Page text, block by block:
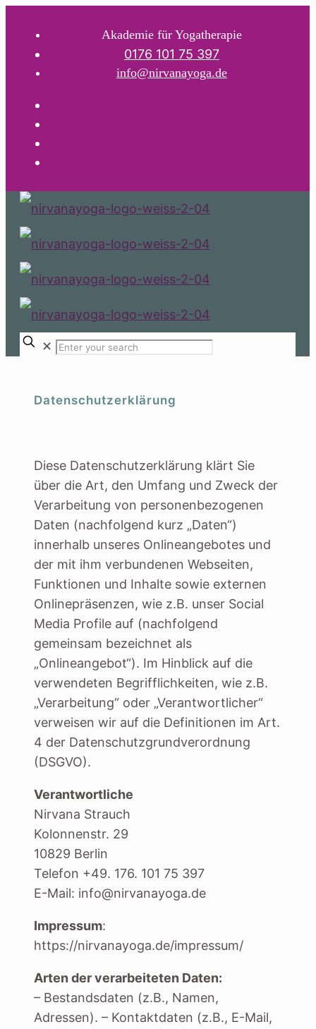
Akademie für Yogatherapie
0176 101 75 397
info@nirvanayoga.de
✕
Datenschutzerklärung
Diese Datenschutzerklärung klärt Sie
über die Art, den Umfang und Zweck der
Verarbeitung von personenbezogenen
Daten (nachfolgend kurz „Daten“)
innerhalb unseres Onlineangebotes und
der mit ihm verbundenen Webseiten,
Funktionen und Inhalte sowie externen
Onlinepräsenzen, wie z.B. unser Social
Media Profile auf (nachfolgend
gemeinsam bezeichnet als
„Onlineangebot“). Im Hinblick auf die
verwendeten Begrifflichkeiten, wie z.B.
„Verarbeitung“ oder „Verantwortlicher“
verweisen wir auf die Definitionen im Art.
4 der Datenschutzgrundverordnung
(DSGVO).
Verantwortliche
Nirvana Strauch
Kolonnenstr. 29
10829 Berlin
Telefon +49. 176. 101 75 397
E-Mail: info@nirvanayoga.de
Impressum:
https://nirvanayoga.de/impressum/
Arten der verarbeiteten Daten:
– Bestandsdaten (z.B., Namen,
Adressen). – Kontaktdaten (z.B., E-Mail,